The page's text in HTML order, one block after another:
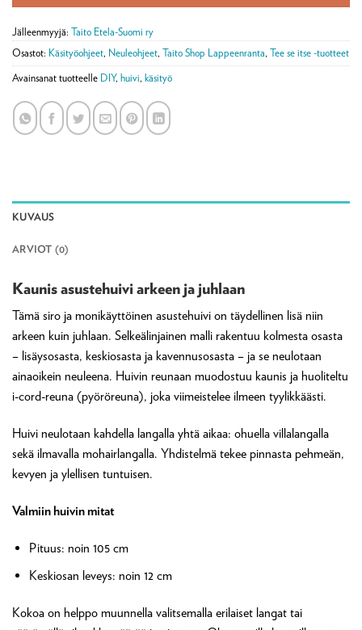
Jälleenmyyjä: Taito Etela-Suomi ry
Osastot: Käsityöohjeet, Neuleohjeet, Taito Shop Lappeenranta, Tee se itse -tuotteet
Avainsanat tuotteelle DIY, huivi, käsityö
KUVAUS
ARVIOT (0)
Kaunis asustehuivi arkeen ja juhlaan
Tämä siro ja monikäyttöinen asustehuivi on täydellinen lisä niin
arkeen kuin juhlaan. Selkeälinjainen malli rakentuu kolmesta osasta
– lisäysosasta, keskiosasta ja kavennusosasta – ja se neulotaan
ainaoikein neuleena. Huivin reunaan muodostuu kaunis ja huoliteltu
i-cord-reuna (pyöröreuna), joka viimeistelee ilmeen tyylikkäästi.
Huivi neulotaan kahdella langalla yhtä aikaa: ohuella villalangalla
sekä ilmavalla mohairlangalla. Yhdistelmä tekee pinnasta pehmeän,
kevyen ja ylellisen tuntuisen.
Valmiin huivin mitat
Pituus: noin 105 cm
Keskiosan leveys: noin 12 cm
Kokoa on helppo muunnella valitsemalla erilaiset langat tai